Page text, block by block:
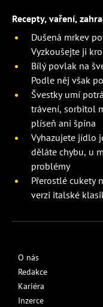
Recepty, vaření,
Dušená mrkev
Vyzkoušejte ji
Bílý povlak na
Podle něj však
Švestky umí
trávení, sorbitol
plíseň ani špína
Vyhazujete jídlo
děláte chybu, u
problémy
Přerostlé cukety
verzi italské
O nás
Redakce
Kariéra
Inzerce